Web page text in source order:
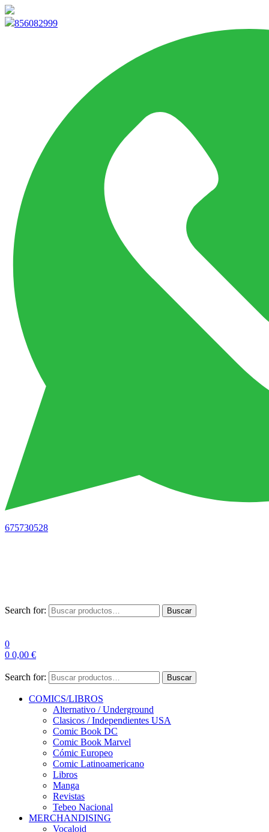
856082999
675730528
Search for: Buscar
0
0 0,00 €
Search for: Buscar
COMICS/LIBROS
Alternativo / Underground
Clasicos / Independientes USA
Comic Book DC
Comic Book Marvel
Cómic Europeo
Comic Latinoamericano
Libros
Manga
Revistas
Tebeo Nacional
MERCHANDISING
Vocaloid